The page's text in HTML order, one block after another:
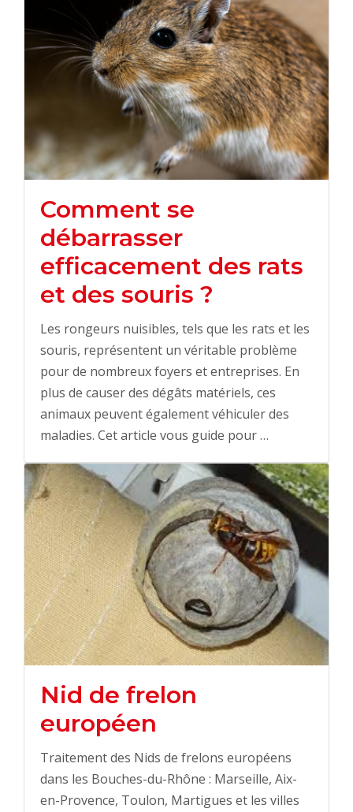
Comment se
débarrasser
efficacement des rats
et des souris ?
Les rongeurs nuisibles, tels que les rats et les
souris, représentent un véritable problème
pour de nombreux foyers et entreprises. En
plus de causer des dégâts matériels, ces
animaux peuvent également véhiculer des
maladies. Cet article vous guide pour …
Nid de frelon
européen
Traitement des Nids de frelons européens
dans les Bouches-du-Rhône : Marseille, Aix-
en-Provence, Toulon, Martigues et les villes